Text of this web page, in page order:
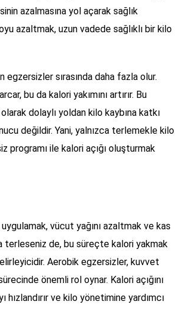
azalmasına yol açarak sağlık
azaltmak, uzun vadede sağlıklı bir kilo
egzersizler sırasında daha fazla olur.
bu da kalori yakımını artırır. Bu
dolaylı yoldan kilo kaybına katkı
değildir. Yani, yalnızca terlemekle kilo
programı ile kalori açığı oluşturmak
vücut yağını azaltmak ve kas
terleseniz de, bu süreçte kalori yakmak
Aerobik egzersizler, kuvvet
önemli rol oynar. Kalori açığını
hızlandırır ve kilo yönetimine yardımcı